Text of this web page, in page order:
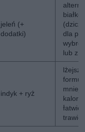
jeleń (+
dodatki)
białko
dla
lub z
indyk + ryż
lżejsza